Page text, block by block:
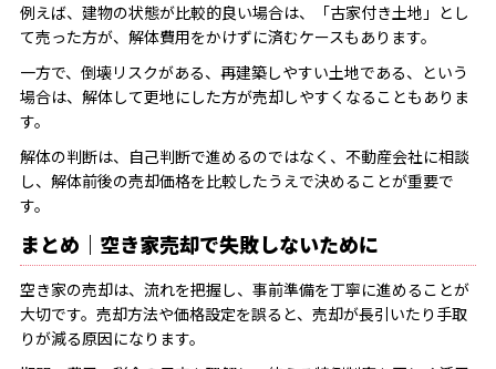
例えば、建物の状態が比較的良い場合は、「古家付き土地」とし
て売った方が、解体費用をかけずに済むケースもあります。
一方で、倒壊リスクがある、再建築しやすい土地である、という
場合は、解体して更地にした方が売却しやすくなることもありま
す。
解体の判断は、自己判断で進めるのではなく、不動産会社に相談
し、解体前後の売却価格を比較したうえで決めることが重要で
す。
まとめ｜空き家売却で失敗しないために
空き家の売却は、流れを把握し、事前準備を丁寧に進めることが
大切です。売却方法や価格設定を誤ると、売却が長引いたり手取
りが減る原因になります。